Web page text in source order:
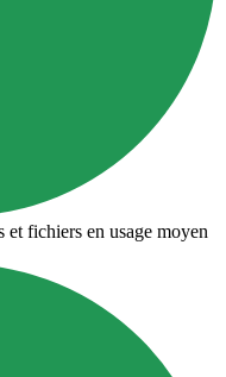
et fichiers en usage moyen